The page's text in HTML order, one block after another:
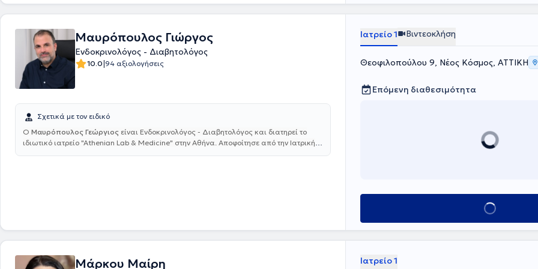
Επιστημονική συνεργάτης στο Ενδοκρινολογικό Τμήμα του Αρεταίειου Νοσοκομείου.
Παρακολουθεί σεμινάρια και ιατρικά συνέδρια στο αντικείμενό της, κυρίως στην
Αγγλία. Τέλος, εξειδικεύεται στις παθήσεις του θυρεοειδή και των παραθυρεοειδών
αδένων, στον σακχαρώδη διαβήτη, την παχυσαρκία και τον μεταβολισμό, ενώ
επιπλέον αντιμετωπίζει και άλλες παθήσεις, όπως υπογονιμοτητα, παθήσεις της
υπόφυσης, των επινεφριδίων και το σύνδρομο πολυκυστικών ωοθηκών.
Μαυρόπουλος Γιώργος
Ενδοκρινολόγος - Διαβητολόγος
10.0|94 αξιολογήσεις
Σχετικά με τον ειδικό
Ο Μαυρόπουλος Γεώργιος είναι Ενδοκρινολόγος - Διαβητολόγος και διατηρεί το
ιδιωτικό ιατρείο "Athenian Lab & Medicine" στην Αθήνα. Αποφοίτησε από την Ιατρική
Διαβήτη στο Sahlgrenska University Hospital, ενώ μετέπειτα διετέλεσε Επιστημονικά
Υπεύθυνος του Κέντρου Δυσφορίας Φύλου και Επιμελητής της Ενδοκρινολογικής
εργάζεται εξ αποστάσεως ως Επιμελητής Α' στην Ενδοκρινολογική Κλινική του
Ιατρείο 1 Βιντεοκλήση
Θεοφιλοπούλου 9, Νέος Κόσμος, ΑΤΤΙΚΗ
Επόμενη διαθεσιμότητα
Κλείσε ραντεβού
Μάρκου Μαίρη Ιατρείο 1